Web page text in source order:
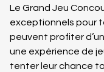
renforcer la
Le Grand Jeu
exceptionnels pour
peuvent profiter
une expérience de
tenter leur chance